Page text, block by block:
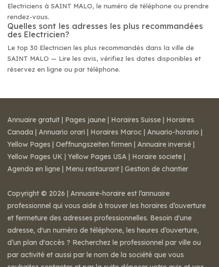
Electriciens à SAINT MALO, le numéro de téléphone ou prendre
rendez-vous.
Quelles sont les adresses les plus recommandées
des Electricien?
Le top 30 Electricien les plus recommandés dans la ville de
SAINT MALO — Lire les avis, vérifiez les dates disponibles et
réservez en ligne ou par téléphone.
Annuaire gratuit | Pages jaune | Horaires Suisse | Horaires
Canada | Annuario orari | Horaires Maroc | Anuario-horario |
Yellow Pages | Oeffnungszeiten firmen | Annuaire inversé |
Yellow Pages UK | Yellow Pages USA | Horaire societe |
Agenda en ligne | Menu restaurant | Gestion de chantier
Copyright © 2026 | Annuaire-horaire est l’annuaire
professionnel qui vous aide à trouver les horaires d’ouverture
et fermeture des adresses professionnelles. Besoin d'une
adresse, d'un numéro de téléphone, les heures d’ouverture,
d’un plan d'accès ? Recherchez le professionnel par ville ou
par activité et aussi par le nom de la société que vous